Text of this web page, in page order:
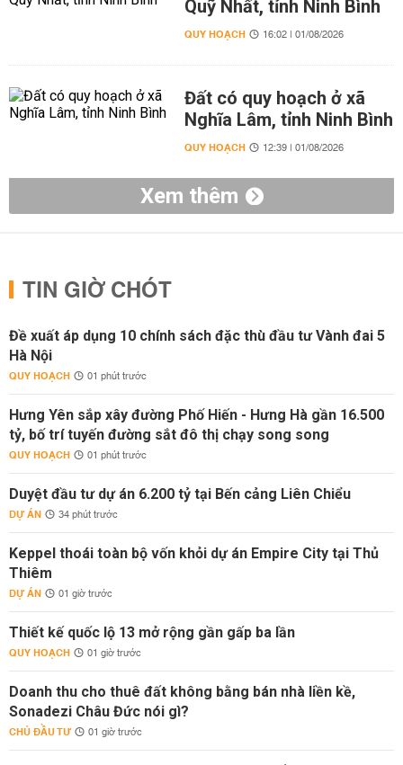
Quỹ Nhất, tỉnh Ninh Bình
QUY HOẠCH 16:02 | 01/08/2026
Đất có quy hoạch ở xã
Nghĩa Lâm, tỉnh Ninh Bình
QUY HOẠCH 12:39 | 01/08/2026
Xem thêm
TIN GIỜ CHÓT
Đề xuất áp dụng 10 chính sách đặc thù đầu tư Vành đai 5
Hà Nội
QUY HOẠCH 01 phút trước
Hưng Yên sắp xây đường Phố Hiến - Hưng Hà gần 16.500
tỷ, bố trí tuyến đường sắt đô thị chạy song song
QUY HOẠCH 01 phút trước
Duyệt đầu tư dự án 6.200 tỷ tại Bến cảng Liên Chiểu
DỰ ÁN 34 phút trước
Keppel thoái toàn bộ vốn khỏi dự án Empire City tại Thủ
Thiêm
DỰ ÁN 01 giờ trước
Thiết kế quốc lộ 13 mở rộng gần gấp ba lần
QUY HOẠCH 01 giờ trước
Doanh thu cho thuê đất không bằng bán nhà liền kề,
Sonadezi Châu Đức nói gì?
CHỦ ĐẦU TƯ 01 giờ trước